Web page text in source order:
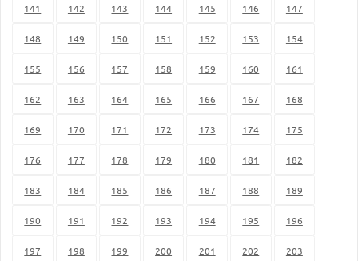
141 142 143 144 145 146 147
148 149 150 151 152 153 154
155 156 157 158 159 160 161
162 163 164 165 166 167 168
169 170 171 172 173 174 175
176 177 178 179 180 181 182
183 184 185 186 187 188 189
190 191 192 193 194 195 196
197 198 199 200 201 202 203